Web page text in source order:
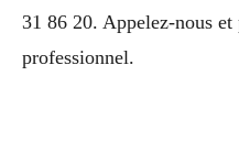
31 86 20. Appelez-nous et
professionnel.